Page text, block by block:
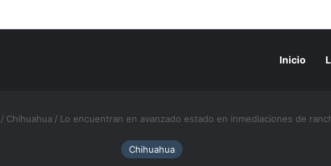
Inicio
/ Chihuahua / Lo encuentran en avanzado estado en inmediaciones de
Chihuahua